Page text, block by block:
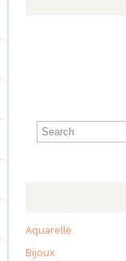
Aquarelle
Bijoux